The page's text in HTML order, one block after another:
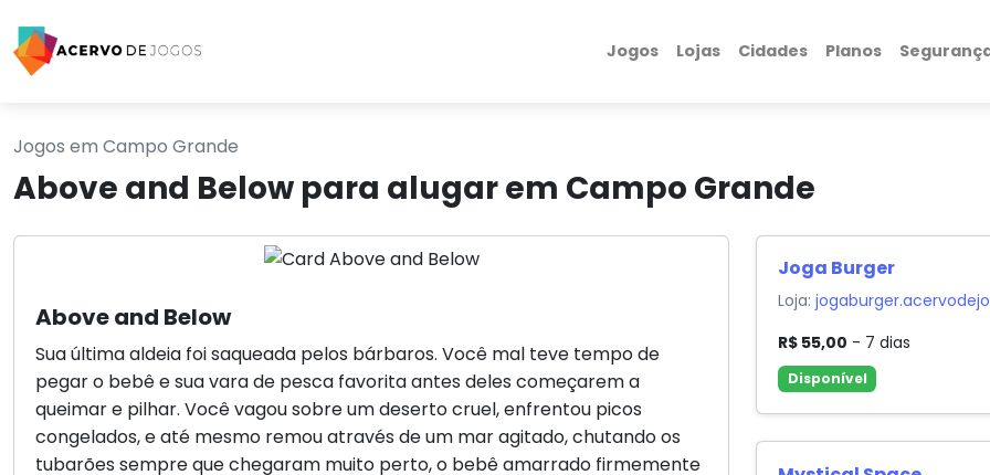
Jogos Lojas Cidades Planos
Jogos em Campo Grande
Above and Below para alugar em Campo Grande
Above and Below
Sua última aldeia foi saqueada pelos bárbaros. Você mal teve tempo de
pegar o bebê e sua vara de pesca favorita antes deles começarem a
queimar e pilhar. Você vagou sobre um deserto cruel, enfrentou picos
congelados, e até mesmo remou através de um mar agitado, chutando os
tubarões sempre que chegaram muito perto, o bebê amarrado firmemente
Joga Burger
Loja:
R$ 55,00 - 7 dias
Disponível